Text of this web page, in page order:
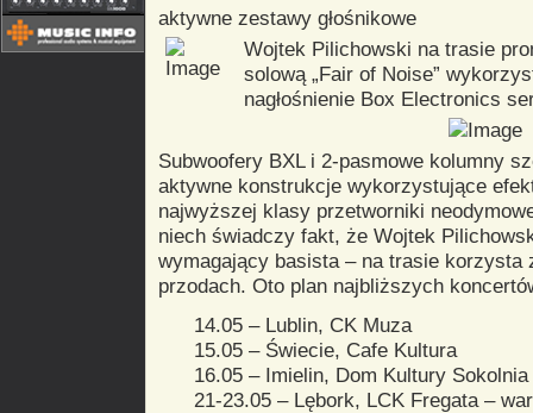
aktywne zestawy głośnikowe
Wojtek Pilichowski na trasie
solową „Fair of Noise”
nagłośnienie Box Electronics
Subwoofery BXL i 2-pasmowe kolumny
aktywne konstrukcje wykorzystujące
najwyższej klasy przetworniki
niech świadczy fakt, że Wojtek
wymagający basista – na trasie korzysta
przodach. Oto plan najbliższych
14.05 – Lublin, CK Muza
15.05 – Świecie, Cafe Kultura
16.05 – Imielin, Dom Kultury Sokolnia
21-23.05 – Lębork, LCK Fregata –